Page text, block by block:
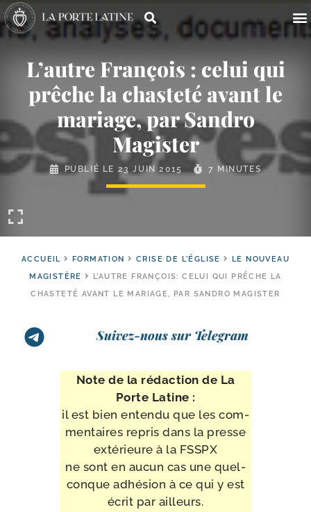
L’autre François : celui qui
prêche la chasteté avant le
mariage, par Sandro
Magister
PUBLIÉ LE 23 JUIN 2015 7 MINUTES
ACCUEIL FORMATION CRISE DE L'ÉGLISE
LE NOUVEAU
MAGISTÈRE
L’AUTRE FRANÇOIS: CELUI QUI PRÊCHE LA
CHASTETÉ AVANT LE MARIAGE, PAR SANDRO MAGISTER
Suivez-nous sur Telegram
Note de la rédac­tion de La
Porte Latine :
il est bien enten­du que les com­
men­taires repris dans la presse
exté­rieure à la FSSPX
ne sont en aucun cas une quel­
conque adhé­sion à ce qui y est
écrit par ailleurs.